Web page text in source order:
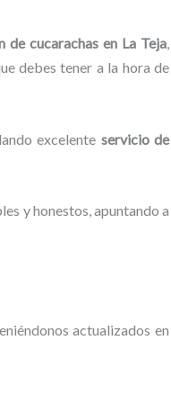
de cucarachas en La Teja,
debes tener a la hora de
excelente servicio de
y honestos, apuntando a
actualizados en